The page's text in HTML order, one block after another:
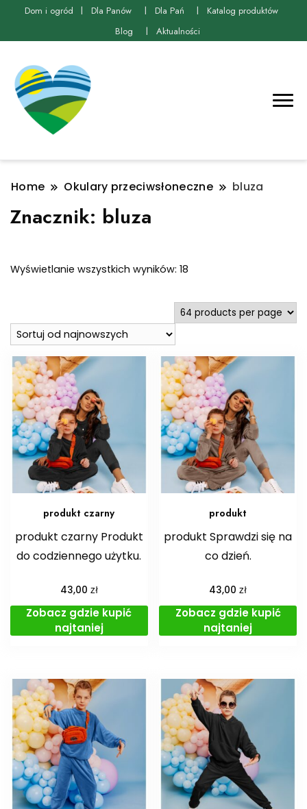
Dom i ogród Dla Panów Dla Pań
Katalog produktów
Blog
Aktualności
Home Okulary przeciwsłoneczne bluza
Znacznik: bluza
Wyświetlanie wszystkich wyników: 18
najnowszych
produkt czarny
produkt czarny Produkt
do codziennego użytku.
43,00 zł
Zobacz gdzie kupić
najtaniej
produkt
produkt Sprawdzi się na
co dzień.
43,00zł
Zobacz gdzie kupić
najtaniej